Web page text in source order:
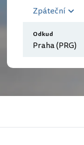
Zpáteční
Odkud